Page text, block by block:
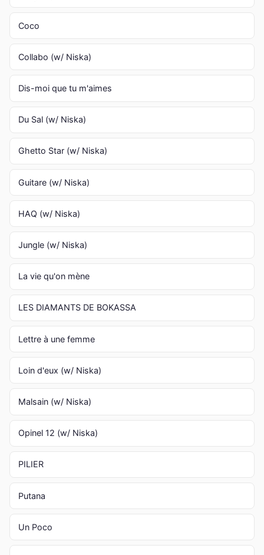
Coco
Collabo (w/ Niska)
Dis-moi que tu m'aimes
Du Sal (w/ Niska)
Ghetto Star (w/ Niska)
Guitare (w/ Niska)
HAQ (w/ Niska)
Jungle (w/ Niska)
La vie qu'on mène
LES DIAMANTS DE BOKASSA
Lettre à une femme
Loin d'eux (w/ Niska)
Malsain (w/ Niska)
Opinel 12 (w/ Niska)
PILIER
Putana
Un Poco